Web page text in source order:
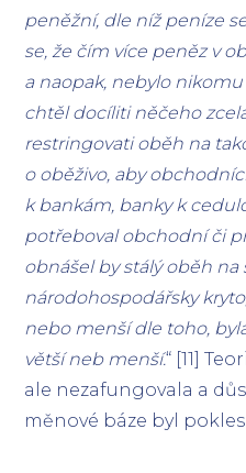
peněžní, dle níž peníze
se, že čím více peněz v
a naopak, nebylo
chtěl docíliti něčeho
restringovati oběh na
o oběživo, aby
k bankám, banky k
potřeboval obchodní či
obnášel by stálý oběh na
národohospodářsky
nebo menší dle toho,
větší neb menší.“ [11]
ale nezafungovala a
měnové báze byl